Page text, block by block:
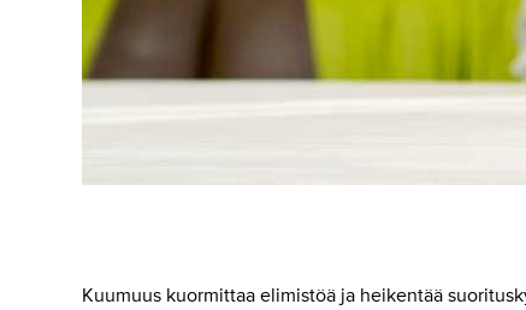
Kuumuus kuormittaa elimistöä ja heikentää